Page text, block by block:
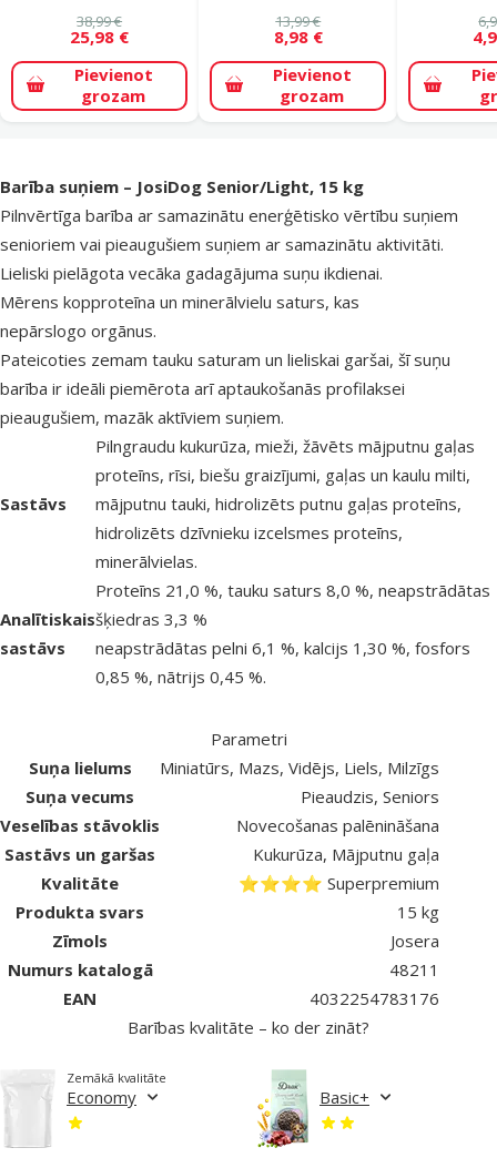
38,99 €
25,98 €
Pievienot
grozam
13,99 €
8,98 €
Pievienot
grozam
superzoo.product.detail.content
Barība suņiem – JosiDog Senior/Light, 15 kg
Pilnvērtīga barība ar samazinātu enerģētisko vērtību suņiem
senioriem vai pieaugušiem suņiem ar samazinātu aktivitāti.
Lieliski pielāgota vecāka gadagājuma suņu ikdienai.
Mērens kopproteīna un minerālvielu saturs, kas
nepārslogo orgānus.
Pateicoties zemam tauku saturam un lieliskai garšai, šī suņu
barība ir ideāli piemērota arī aptaukošanās profilaksei
pieaugušiem, mazāk aktīviem suņiem.
Sastāvs
Pilngraudu kukurūza, mieži, žāvēts mājputnu gaļas
proteīns, rīsi, biešu graizījumi, gaļas un kaulu milti,
mājputnu tauki, hidrolizēts putnu gaļas proteīns,
hidrolizēts dzīvnieku izcelsmes proteīns,
minerālvielas.
Analītiskais
sastāvs
Proteīns 21,0 %, tauku saturs 8,0 %, neapstrādātas
šķiedras 3,3 %
neapstrādātas pelni 6,1 %, kalcijs 1,30 %, fosfors
0,85 %, nātrijs 0,45 %.
Parametri
Suņa lielums
Miniatūrs, Mazs, Vidējs, Liels, Milzīgs
Suņa vecums
Pieaudzis, Seniors
Veselības stāvoklis
Novecošanas palēnināšana
Sastāvs un garšas
Kukurūza, Mājputnu gaļa
Kvalitāte
⭐⭐⭐⭐ Superpremium
Produkta svars
15 kg
Zīmols
Josera
Numurs katalogā
48211
EAN
4032254783176
Barības kvalitāte – ko der zināt?
Economy
Zemākā kvalitāte
Basic+